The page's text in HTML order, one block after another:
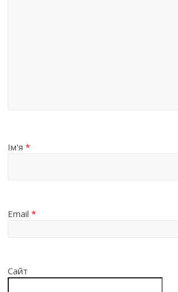
Ім'я*
Email*
Сайт